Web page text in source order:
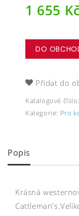
1 655
DO
Přidat do
Katalogové číslo:
Kategorie: Pro
Popis
Krásná